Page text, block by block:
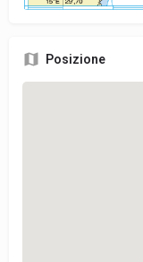
Posizione